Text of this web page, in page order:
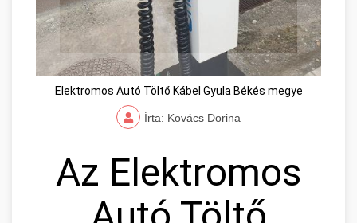
Elektromos Autó Töltő Kábel Gyula Békés megye
Írta: Kovács Dorina
Az Elektromos